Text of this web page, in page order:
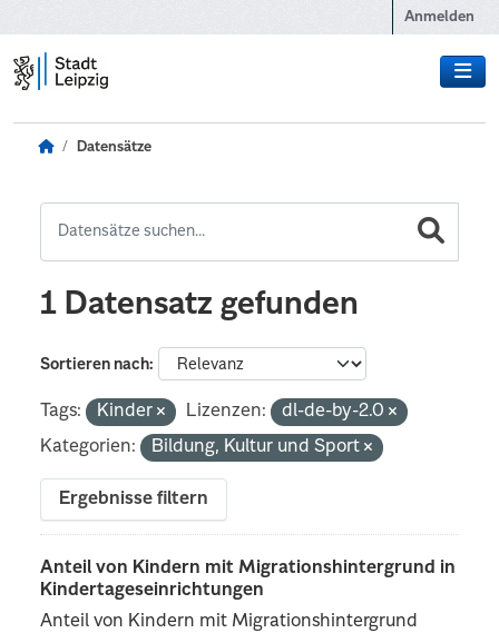
Anmelden
Datensätze
1 Datensatz gefunden
Sortieren nach
Tags: Kinder Lizenzen:
dl-de-by-2.0
Kategorien:
Bildung, Kultur und Sport
Ergebnisse filtern
Anteil von Kindern mit Migrationshintergrund in
Kindertageseinrichtungen
Anteil von Kindern mit Migrationshintergrund